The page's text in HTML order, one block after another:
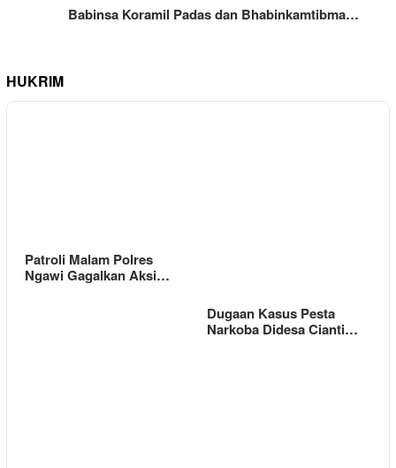
Babinsa Koramil Padas dan Bhabinkamtibma…
HUKRIM
Patroli Malam Polres
Ngawi Gagalkan Aksi…
Dugaan Kasus Pesta
Narkoba Didesa Cianti…